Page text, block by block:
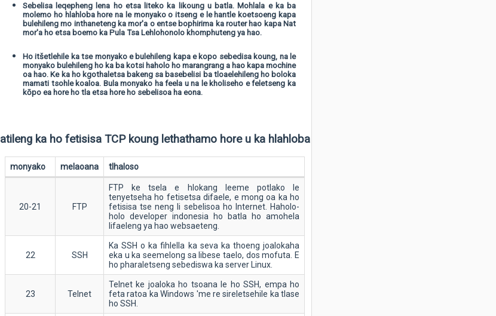
Sebelisa leqepheng lena ho etsa liteko ka likoung u batla. Mohlala e ka ba
molemo ho hlahloba hore na le monyako o itseng e le hantle koetsoeng kapa
bulehileng mo inthaneteng ka mor'a o entse bophirima ka router hao kapa Nat
mor'a ho etsa boemo ka Pula Tsa Lehlohonolo khomphuteng ya hao.
Ho itšetlehile ka tse monyako e bulehileng kapa e kopo sebedisa koung, na le
monyako bulehileng ho ka ba kotsi haholo ho marangrang a hao kapa mochine
oa hao. Ke ka ho kgothaletsa bakeng sa basebelisi ba tloaelehileng ho boloka
mamati tsohle koaloa. Bula monyako ha feela u na le kholiseho e feletseng ka
kōpo ea hore ho tla etsa hore ho sebelisoa ha eona.
atileng ka ho fetisisa TCP koung lethathamo hore u ka hlahloba
monyako melaoana tlhaloso
20-21 FTP
FTP ke tsela e hlokang leeme potlako le
tenyetseha ho fetisetsa difaele, e mong oa ka ho
fetisisa tse neng li sebelisoa ho Internet. Haholo-
holo developer indonesia ho batla ho amohela
lifaeleng ya hao websaeteng.
22 SSH
Ka SSH o ka fihlella ka seva ka thoeng joalokaha
eka u ka seemelong sa libese taelo, dos mofuta. E
ho pharaletseng sebediswa ka server Linux.
23 Telnet
Telnet ke joaloka ho tsoana le ho SSH, empa ho
feta ratoa ka Windows 'me re sireletsehile ka tlase
ho SSH.